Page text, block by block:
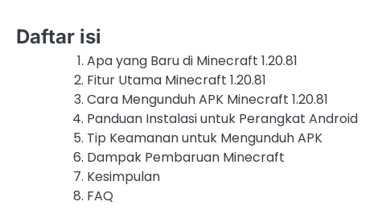
Daftar isi
Apa yang Baru di Minecraft 1.20.81
Fitur Utama Minecraft 1.20.81
Cara Mengunduh APK Minecraft 1.20.81
Panduan Instalasi untuk Perangkat Android
Tip Keamanan untuk Mengunduh APK
Dampak Pembaruan Minecraft
Kesimpulan
FAQ